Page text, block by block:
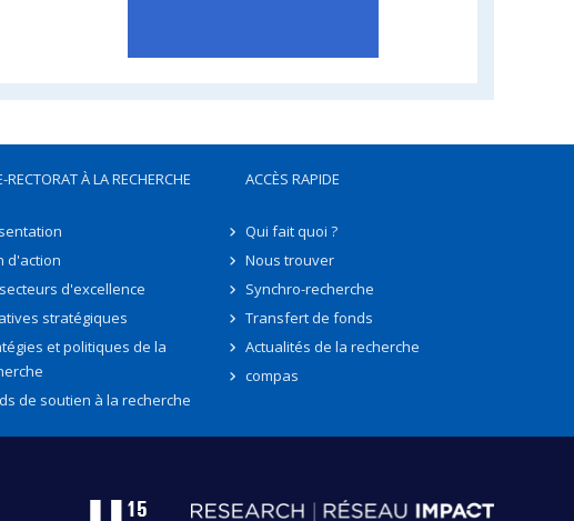
RECTORAT À LA RECHERCHE
d'action
d'excellence
stratégiques
et politiques de la
de soutien à la recherche
ACCÈS RAPIDE
Qui fait quoi ?
Nous trouver
Synchro-recherche
Transfert de fonds
Actualités de la recherche
compas